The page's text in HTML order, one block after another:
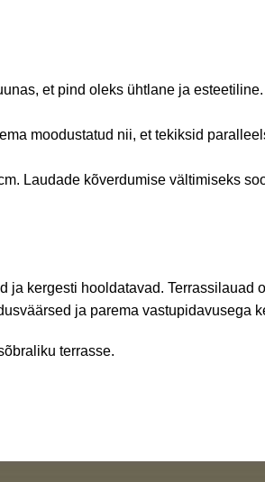
et pind oleks ühtlane ja esteetiline.
moodustatud nii, et tekiksid
Laudade kõverdumise vältimiseks
ja kergesti hooldatavad. Terrassilauad
ja parema vastupidavusega
terrasse.